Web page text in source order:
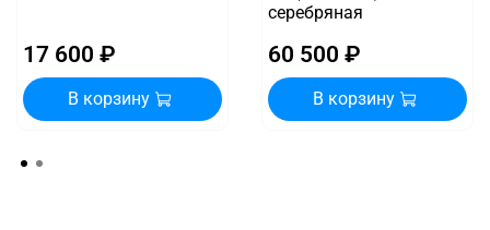
17 600 ₽
В корзину
серебряная
60 500 ₽
В корзину